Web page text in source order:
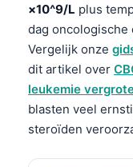
×10^9/L plus
dag
Vergelijk onze
dit artikel over
leukemie
blasten veel
steroïden
සිංහල
অসমীয়া
Galego
Latviešu